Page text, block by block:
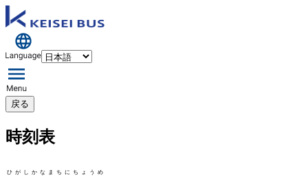
戻る
時刻表
ひがしかなまちにちょうめ